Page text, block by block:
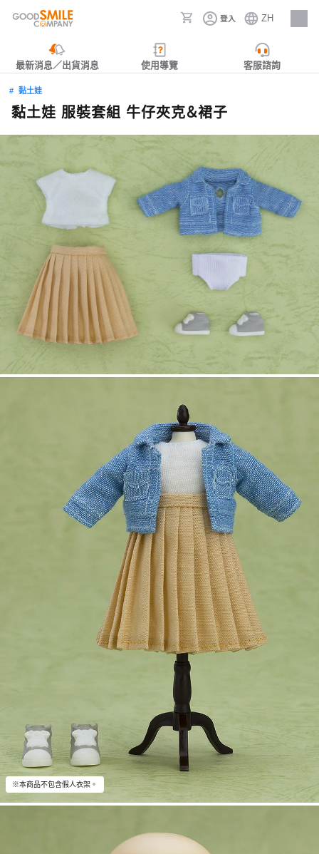
登入 ZH
人才招募
最新消息／出貨消息 使用導覽 客服諮詢
黏土娃
黏土娃 服裝套組 牛仔夾克＆裙子
※本商品不包含假人衣架。